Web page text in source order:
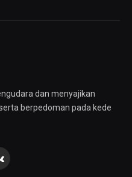
dan menyajikan
berpedoman pada kede